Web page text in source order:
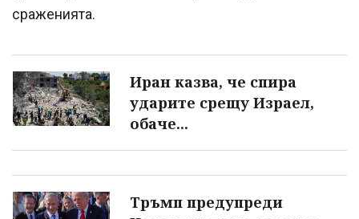
сраженията.
Иран казва, че спира
ударите срещу Израел,
обаче...
Тръмп предупреди